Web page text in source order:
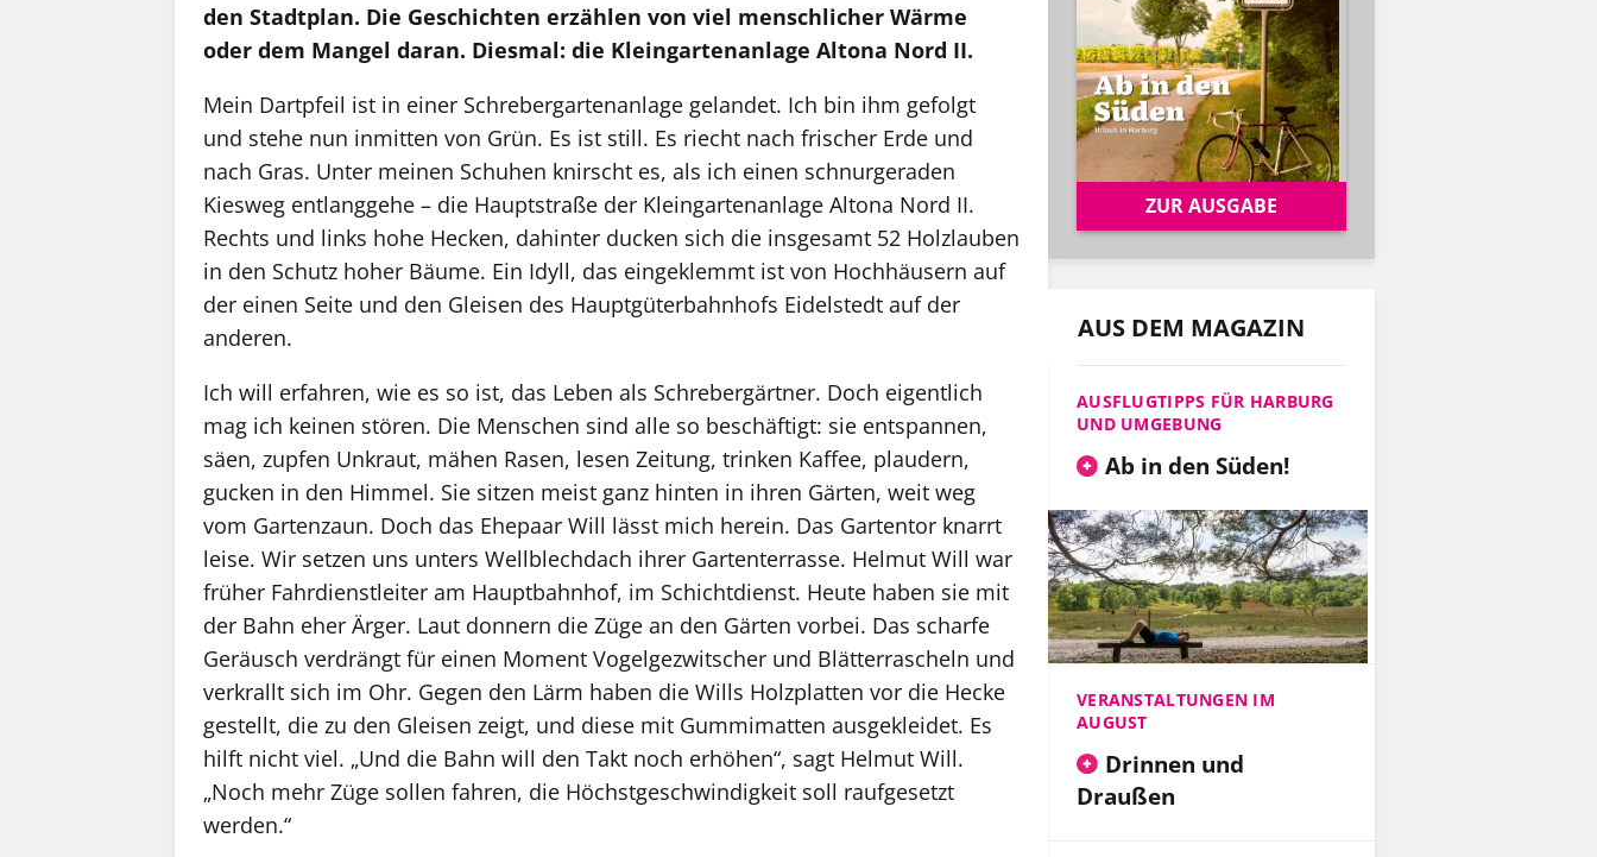
den Stadtplan. Die Geschichten erzählen von viel menschlicher Wärme
oder dem Mangel daran. Diesmal: die Kleingartenanlage Altona Nord II.
Mein Dartpfeil ist in einer Schrebergartenanlage gelandet. Ich bin ihm gefolgt
und stehe nun inmitten von Grün. Es ist still. Es riecht nach frischer Erde und
nach Gras. Unter meinen Schuhen knirscht es, als ich einen schnurgeraden
Kiesweg entlanggehe – die Hauptstraße der Kleingartenanlage Altona Nord II.
Rechts und links hohe Hecken, dahinter ducken sich die insgesamt 52 Holzlauben
in den Schutz hoher Bäume. Ein Idyll, das eingeklemmt ist von Hochhäusern auf
der einen Seite und den Gleisen des Hauptgüterbahnhofs Eidelstedt auf der
anderen.
Ich will erfahren, wie es so ist, das Leben als Schrebergärtner. Doch eigentlich
mag ich keinen stören. Die Menschen sind alle so beschäftigt: sie entspannen,
säen, zupfen Unkraut, mähen Rasen, lesen Zeitung, trinken Kaffee, plaudern,
gucken in den Himmel. Sie sitzen meist ganz hinten in ihren Gärten, weit weg
vom Gartenzaun. Doch das Ehepaar Will lässt mich herein. Das Gartentor knarrt
leise. Wir setzen uns unters Wellblechdach ihrer Gartenterrasse. Helmut Will war
früher Fahrdienstleiter am Hauptbahnhof, im Schichtdienst. Heute haben sie mit
der Bahn eher Ärger. Laut donnern die Züge an den Gärten vorbei. Das scharfe
Geräusch verdrängt für einen Moment Vogelgezwitscher und Blätterrascheln und
verkrallt sich im Ohr. Gegen den Lärm haben die Wills Holzplatten vor die Hecke
gestellt, die zu den Gleisen zeigt, und diese mit Gummimatten ausgekleidet. Es
hilft nicht viel. „Und die Bahn will den Takt noch erhöhen“, sagt Helmut Will.
„Noch mehr Züge sollen fahren, die Höchstgeschwindigkeit soll raufgesetzt
werden.“
ZUR AUSGABE
AUS DEM MAGAZIN
AUSFLUGTIPPS FÜR HARBURG
UND UMGEBUNG
Ab in den Süden!
VERANSTALTUNGEN IM
AUGUST
Drinnen und
Draußen